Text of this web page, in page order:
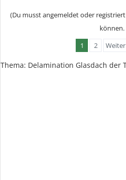
(Du musst angemeldet oder
können.
1
2
Thema: Delamination Glasdach der